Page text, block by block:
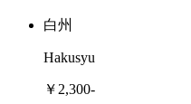
白州
Hakusyu
￥2,300-